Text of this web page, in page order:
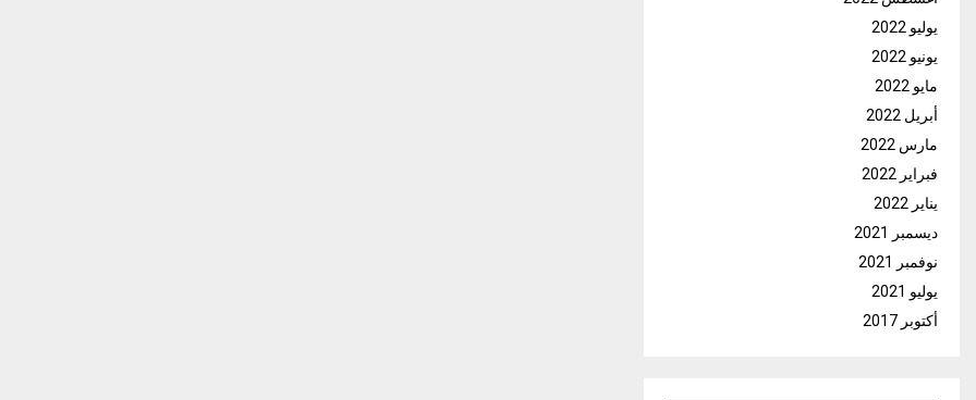
يوليو 2022
يونيو 2022
مايو 2022
أبريل 2022
مارس 2022
فبراير 2022
يناير 2022
ديسمبر 2021
نوفمبر 2021
يوليو 2021
أكتوبر 2017